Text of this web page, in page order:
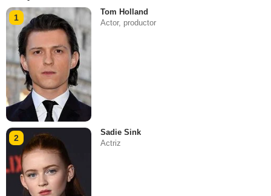
1
Tom Holland
Actor, productor
2
Sadie Sink
Actriz